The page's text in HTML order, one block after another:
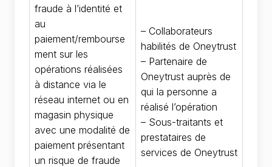
fraude à l’identité et
au
paiement/rembourse
ment sur les
opérations réalisées
à distance via le
réseau internet ou en
magasin physique
avec une modalité de
paiement présentant
un risque de fraude
– Collaborateurs
habilités de Oneytrust
– Partenaire de
Oneytrust auprès de
qui la personne a
réalisé l’opération
– Sous-traitants et
prestataires de
services de Oneytrust